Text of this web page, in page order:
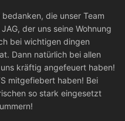
die unser Team
der uns seine Wohnung
bei wichtigen dingen
Dann natürlich bei allen
kräftig angefeuert haben!
mitgefiebert haben! Bei
so stark eingesetzt